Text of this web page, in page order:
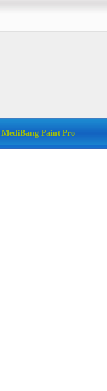
MediBang Paint Pro